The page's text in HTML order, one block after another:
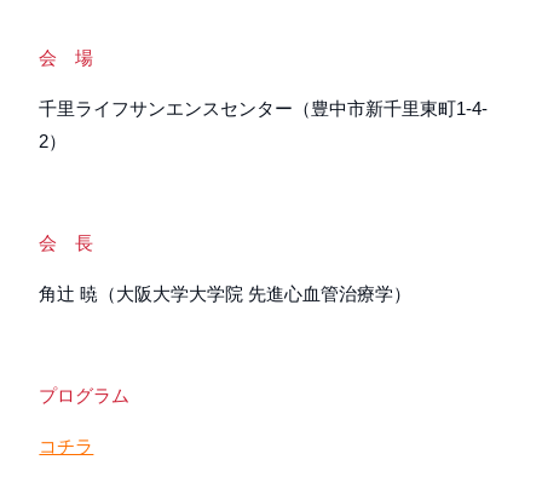
会 場
千里ライフサンエンスセンター（豊中市新千里東町1-4-
2）
会 長
角辻 暁（大阪大学大学院 先進心血管治療学）
プログラム
コチラ